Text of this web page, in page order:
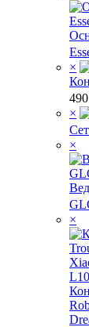
×
490
×
×
×